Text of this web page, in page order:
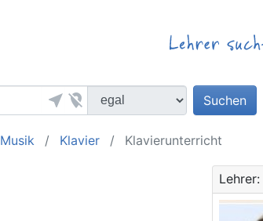
near_me location_off Suchen
Musik Klavier Klavierunterricht
Lehrer: